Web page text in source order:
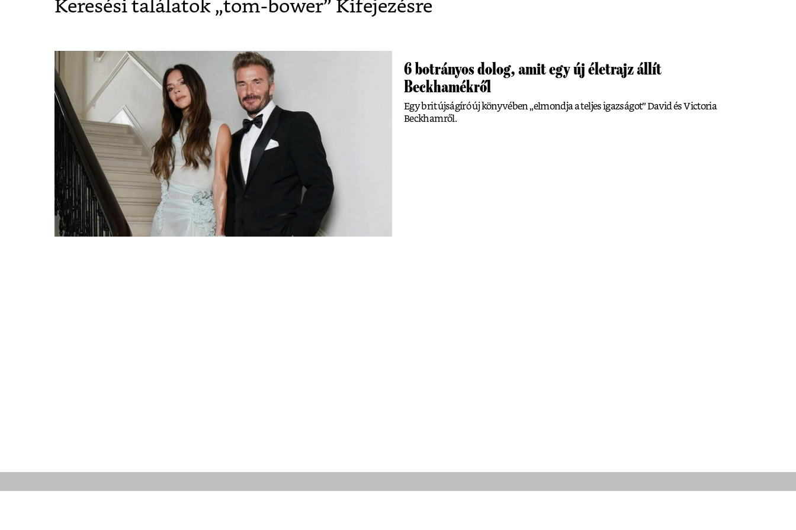
Keresési találatok „tom-bower” Kifejezésre
6 botrányos dolog, amit egy új életrajz állít
Beckhamékről
Egy brit újságíró új könyvében „elmondja a teljes igazságot” David és Victoria
Beckhamről.